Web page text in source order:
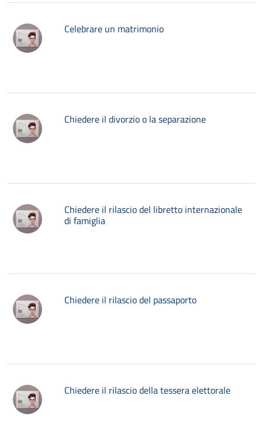
Celebrare un matrimonio
Chiedere il divorzio o la separazione
Chiedere il rilascio del libretto internazionale
di famiglia
Chiedere il rilascio del passaporto
Chiedere il rilascio della tessera elettorale